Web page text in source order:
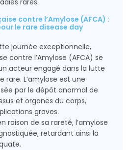
rares.
contre l’Amylose (AFCA) :
le rare disease day
journée exceptionnelle,
contre l’Amylose (AFCA) se
acteur engagé dans la lutte
L’amylose est une
par le dépôt anormal de
et organes du corps,
graves.
raison de sa rareté, l’amylose
retardant ainsi la